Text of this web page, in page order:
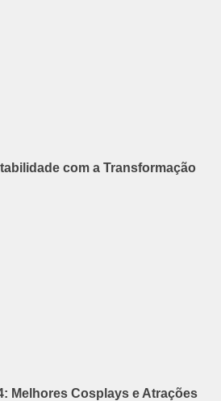
com a Transformação
Melhores Cosplays e Atrações